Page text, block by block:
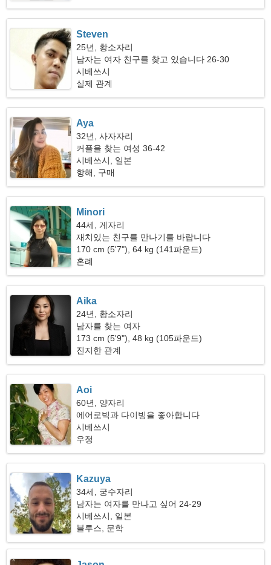
Steven
25년, 황소자리
남자는 여자 친구를 찾고 있습니다 26-30
시베쓰시
실제 관계
Aya
32년, 사자자리
커플을 찾는 여성 36-42
시베쓰시, 일본
항해, 구매
Minori
44세, 게자리
재치있는 친구를 만나기를 바랍니다
170 cm (5'7"), 64 kg (141파운드)
혼례
Aika
24년, 황소자리
남자를 찾는 여자
173 cm (5'9"), 48 kg (105파운드)
진지한 관계
Aoi
60년, 양자리
에어로빅과 다이빙을 좋아합니다
시베쓰시
우정
Kazuya
34세, 궁수자리
남자는 여자를 만나고 싶어 24-29
시베쓰시, 일본
블루스, 문학